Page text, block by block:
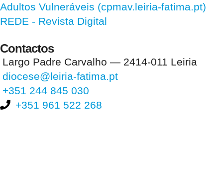
Adultos Vulneráveis (cpmav.leiria-fatima.pt)
REDE - Revista Digital
Contactos
Largo Padre Carvalho — 2414-011 Leiria
diocese@leiria-fatima.pt
+351 244 845 030
+351 961 522 268